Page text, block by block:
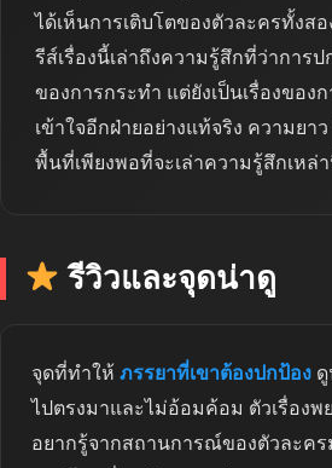
ได้เห็นการเติบโตของตัวละครทั้งส
รีส์เรื่องนี้เล่าถึงความรู้สึกที่ว่าการป
ของการกระทำ แต่ยังเป็นเรื่องของ
เข้าใจอีกฝ่ายอย่างแท้จริง ความยา
พื้นที่เพียงพอที่จะเล่าความรู้สึกเหล่า
รีวิวและจุดน่าดู
จุดที่ทำให้ ภรรยาที่เขาต้องปกป้อง
ไปตรงมาและไม่อ้อมค้อม ตัวเรื่องพ
อยากรู้จากสถานการณ์ของตัวละค